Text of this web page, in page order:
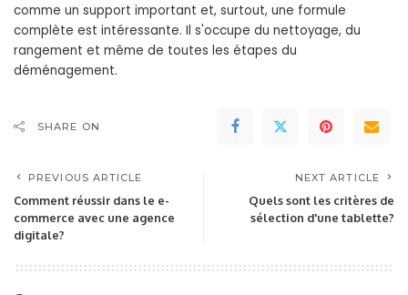
comme un support important et, surtout, une formule
complète est intéressante. Il s'occupe du nettoyage, du
rangement et même de toutes les étapes du
déménagement.
SHARE ON
PREVIOUS ARTICLE
Comment réussir dans le e-
commerce avec une agence
digitale?
NEXT ARTICLE
Quels sont les critères de
sélection d'une tablette?